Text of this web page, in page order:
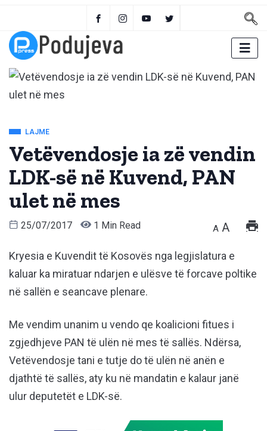
LAJME
Vetëvendosje ia zë vendin
LDK-së në Kuvend, PAN
ulet në mes
25/07/2017 1 Min Read A A
Kryesia e Kuvendit të Kosovës nga legjislatura e
kaluar ka miratuar ndarjen e ulësve të forcave poltike
në sallën e seancave plenare.
Me vendim unanim u vendo qe koalicioni fitues i
zgjedhjeve PAN të ulën në mes të sallës. Ndërsa,
Vetëvendosje tani e tutje do të ulën në anën e
djathtë të sallës, aty ku në mandatin e kalaur janë
ulur deputetët e LDK-së.